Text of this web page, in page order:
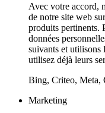
Avec votre accord,
de notre site web
produits pertinents.
données
suivants et utilisons
utilisez déjà leurs
Bing, Criteo, Meta,
Marketing